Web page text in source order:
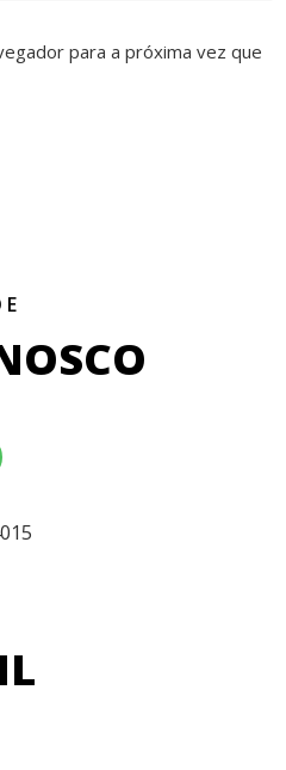
para a próxima vez que
E